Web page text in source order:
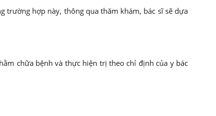
trường hợp này, thông qua thăm khám, bác sĩ sẽ dựa
chữa bệnh và thực hiện trị theo chỉ định của y bác